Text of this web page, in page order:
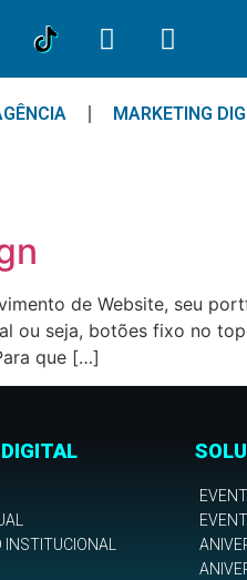
MARKETING
de Website, seu
ou seja, botões fixo no
que […]
INSTITUCIONAL